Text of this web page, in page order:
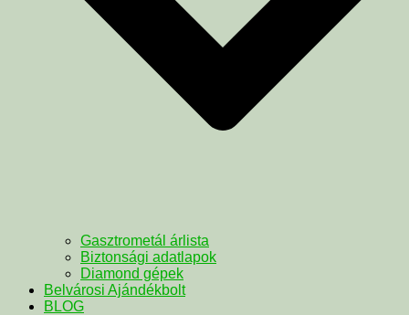
Gasztrometál árlista
Biztonsági adatlapok
Diamond gépek
Belvárosi Ajándékbolt
BLOG